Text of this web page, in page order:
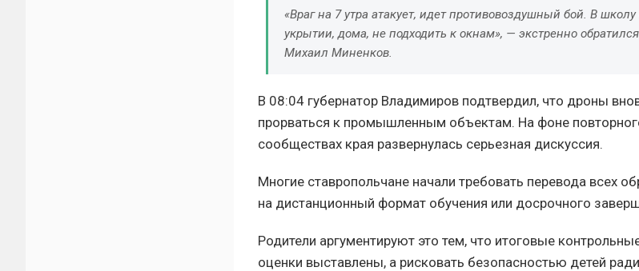
«Враг на 7 утра атакует, идет противовоздушный бой. В
укрытии, дома, не подходить к окнам», — экстренно
Михаил Миненков.
В 08:04 губернатор Владимиров подтвердил, что дроны
прорваться к промышленным объектам. На фоне
сообществах края развернулась серьезная дискуссия.
Многие ставропольчане начали требовать перевода всех
на дистанционный формат обучения или досрочного
Родители аргументируют это тем, что итоговые
оценки выставлены, а рисковать безопасностью детей